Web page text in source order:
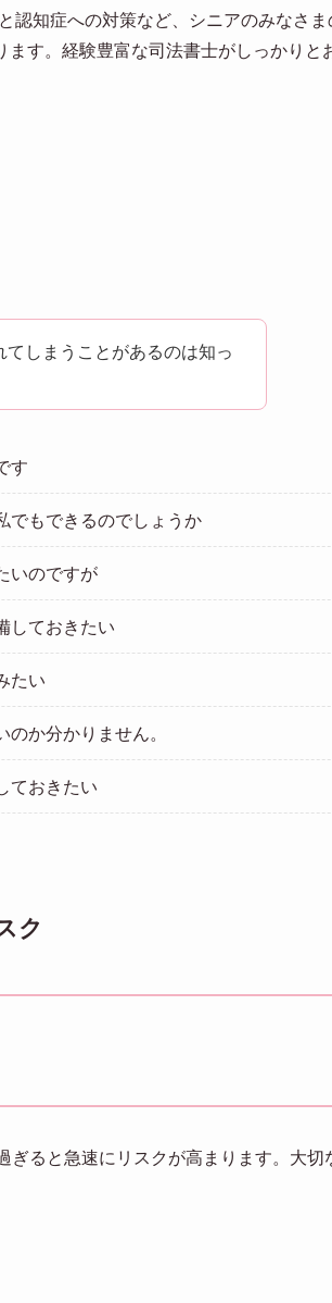
認知症への対策など、シニアのみなさ
す。経験豊富な司法書士がしっかりと
しまうことがあるのは知っ
す
でもできるのでしょうか
いのですが
しておきたい
たい
か分かりません。
ておきたい
ク
ると急速にリスクが高まります。大